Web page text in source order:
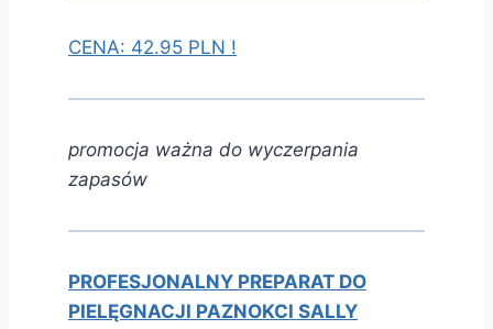
CENA: 42.95 PLN !
promocja ważna do wyczerpania
zapasów
PROFESJONALNY PREPARAT DO
PIELĘGNACJI PAZNOKCI SALLY